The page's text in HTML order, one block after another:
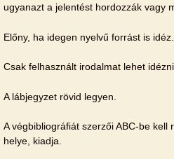
ugyanazt a jelentést hordozzák vagy
Előny, ha idegen nyelvű forrást is idéz.
Csak felhasznált irodalmat lehet
A lábjegyzet rövid legyen.
A végbibliográfiát szerzői ABC-be
helye, kiadja.